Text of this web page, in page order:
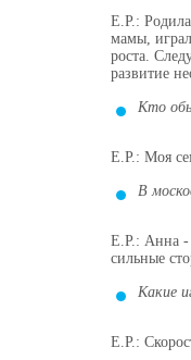
Е.Р.:
мамы,
роста.
развитие
Кто
Е.Р.: Моя
В
Е.Р.: Анна -
сильные
Какие
Е.Р.: